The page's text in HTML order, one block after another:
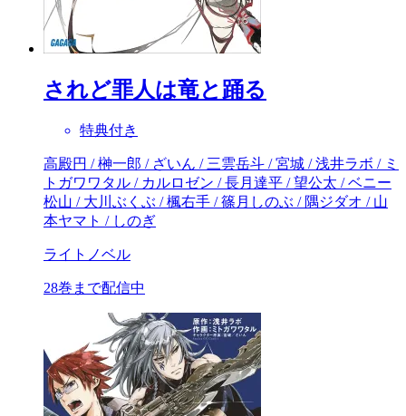
されど罪人は竜と踊る
特典付き
高殿円 / 榊一郎 / ざいん / 三雲岳斗 / 宮城 / 浅井ラボ / ミ
トガワワタル / カルロゼン / 長月達平 / 望公太 / ベニー
松山 / 大川ぶくぶ / 楓右手 / 篠月しのぶ / 隅ジダオ / 山
本ヤマト / しのぎ
ライトノベル
28巻まで配信中